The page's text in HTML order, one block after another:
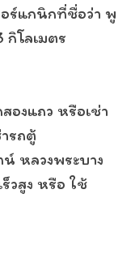
ร์แกนิกที่ชื่อว่า พู
กิโลเมตร
แถว หรือเช่า
รถตู้
ลวงพระบาง
วสูง หรือ ใช้